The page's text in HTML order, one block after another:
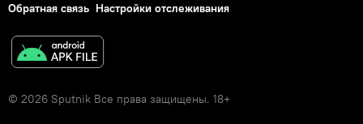
Обратная связь Настройки отслеживания
© 2026 Sputnik Все права защищены. 18+